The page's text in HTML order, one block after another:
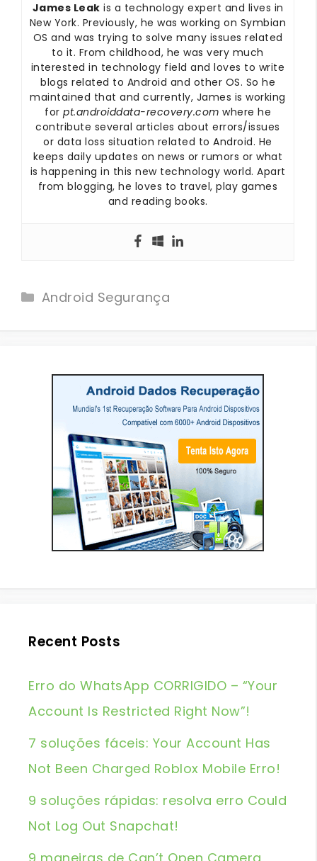
James Leak is a technology expert and lives in
New York. Previously, he was working on Symbian
OS and was trying to solve many issues related
to it. From childhood, he was very much
interested in technology field and loves to write
blogs related to Android and other OS. So he
maintained that and currently, James is working
for pt.androiddata-recovery.com where he
contribute several articles about errors/issues
or data loss situation related to Android. He
keeps daily updates on news or rumors or what
is happening in this new technology world. Apart
from blogging, he loves to travel, play games
and reading books.
Categories
Android Segurança
Recent Posts
Erro do WhatsApp CORRIGIDO – “Your
Account Is Restricted Right Now”!
7 soluções fáceis: Your Account Has
Not Been Charged Roblox Mobile Erro!
9 soluções rápidas: resolva erro Could
Not Log Out Snapchat!